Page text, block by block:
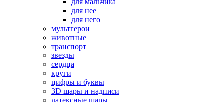
для мальчика
для нее
для него
мультгерои
животные
транспорт
звезды
сердца
круги
цифры и буквы
3D шары и надписи
латексные шары